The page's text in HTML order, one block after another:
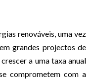
renováveis, uma vez
grandes projectos de
a uma taxa anual
comprometem com a